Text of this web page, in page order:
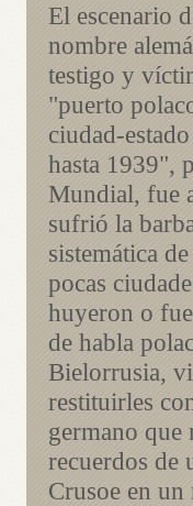
El escenario
nombre
testigo y
"puerto
ciudad-
hasta 1939",
Mundial, fue
sufrió la
sistemática
pocas
huyeron o
de habla
Bielorrusia,
restituirles
germano que
recuerdos de
Crusoe en